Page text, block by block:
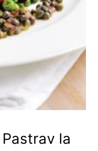
Pastrav la